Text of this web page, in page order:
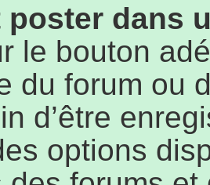
poster dans
le bouton
du forum ou
d’être
options